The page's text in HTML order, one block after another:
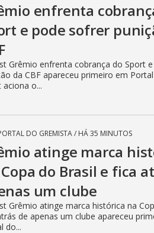
enfrenta
e pode sofrer
Grêmio enfrenta cobrança do Sport
da CBF apareceu primeiro em
aciona o...
DO GREMISTA/ HÁ 35 MINUTOS
atinge marca
do Brasil e fica
um clube
Grêmio atinge marca histórica na
de apenas um clube apareceu
do...